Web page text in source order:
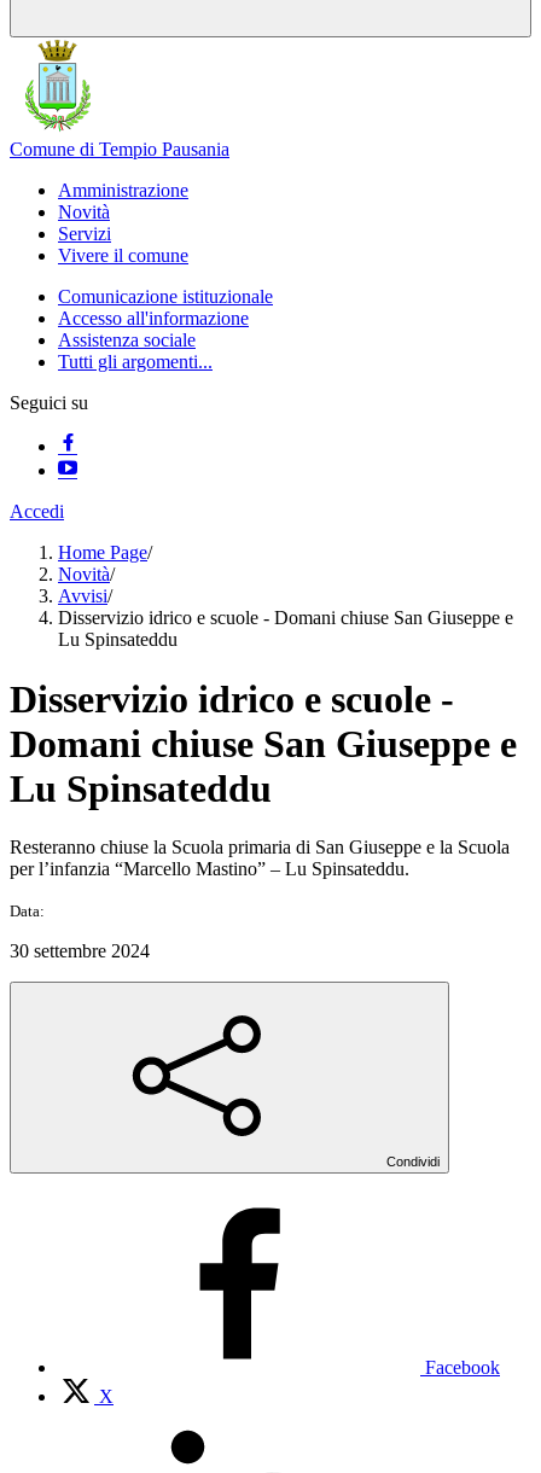
Comune di Tempio Pausania
Amministrazione
Novità
Servizi
Vivere il comune
Comunicazione istituzionale
Accesso all'informazione
Assistenza sociale
Tutti gli argomenti...
Seguici su
Accedi
Home Page/
Novità/
Avvisi/
Disservizio idrico e scuole - Domani chiuse San Giuseppe e
Lu Spinsateddu
Disservizio idrico e scuole -
Domani chiuse San Giuseppe e
Lu Spinsateddu
Resteranno chiuse la Scuola primaria di San Giuseppe e la Scuola
per l’infanzia “Marcello Mastino” – Lu Spinsateddu.
Data:
30 settembre 2024
Condividi
Facebook
X